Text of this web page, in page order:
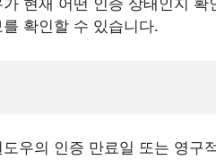
현재 어떤 인증 상태인지
확인할 수 있습니다.
우의 인증 만료일 또는 영구